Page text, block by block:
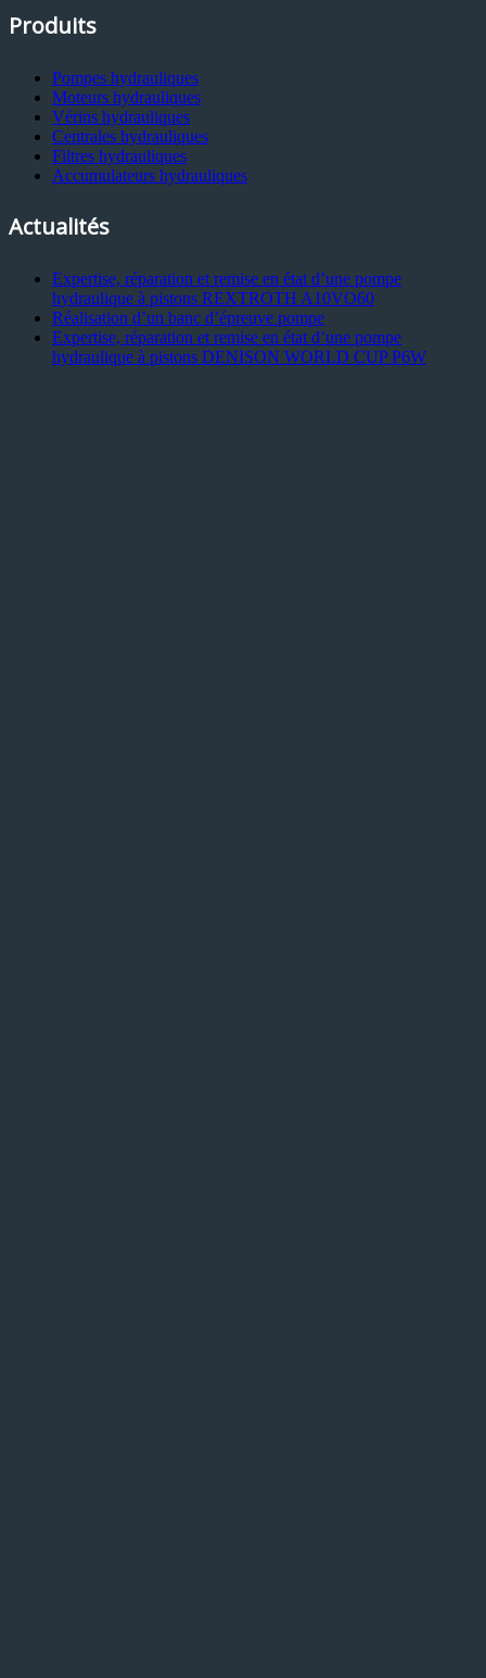
Produits
Pompes hydrauliques
Moteurs hydrauliques
Vérins hydrauliques
Centrales hydrauliques
Filtres hydrauliques
Accumulateurs hydrauliques
Actualités
Expertise, réparation et remise en état d’une pompe
hydraulique à pistons REXTROTH A10VO60
Réalisation d’un banc d’épreuve pompe
Expertise, réparation et remise en état d’une pompe
hydraulique à pistons DENISON WORLD CUP P6W